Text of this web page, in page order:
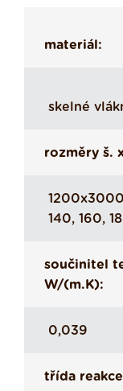
materiál:
skelné
rozměry š.
140, 160,
součinitel
W/(m.K):
0,039
třída